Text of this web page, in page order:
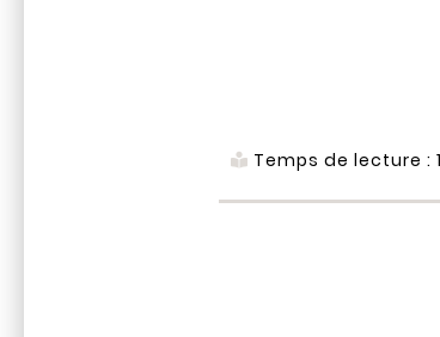
Temps de lecture : 1